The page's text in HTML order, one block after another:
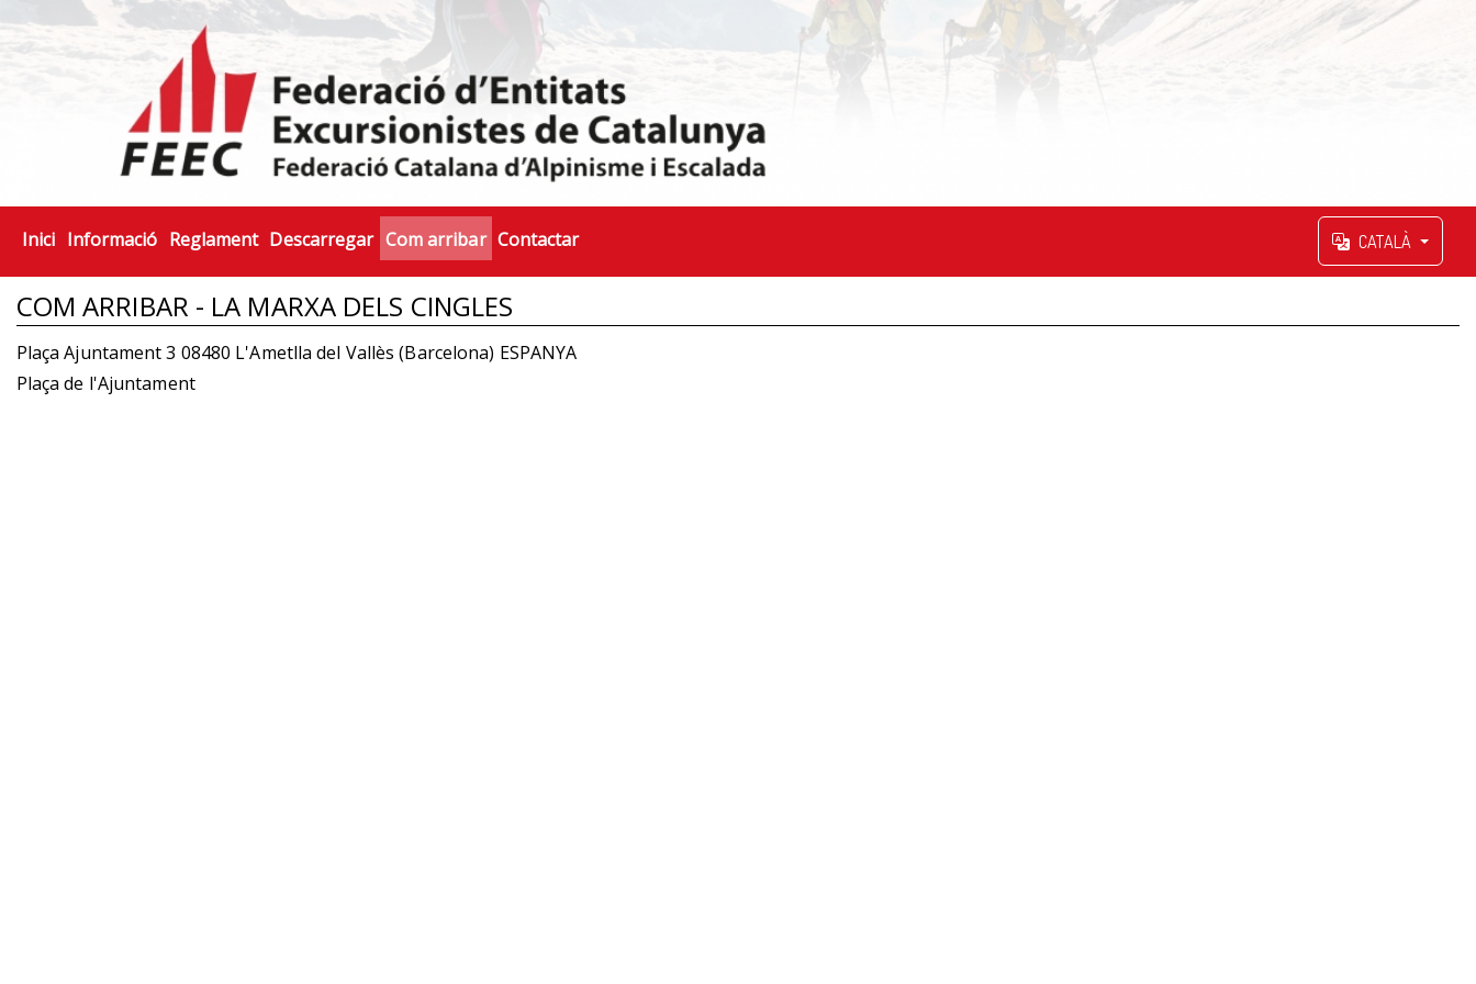
Inici Informació Reglament Descarregar Com arribar Contactar CATALÀ
COM ARRIBAR - LA MARXA DELS CINGLES
Plaça Ajuntament 3 08480 L'Ametlla del Vallès (Barcelona) ESPANYA
Plaça de l'Ajuntament